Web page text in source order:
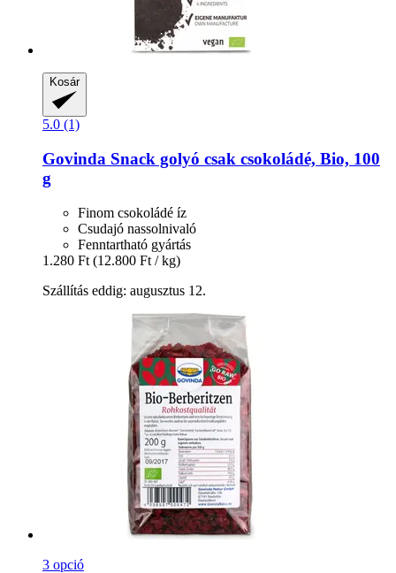
Kosár
5.0 (1)
Govinda Snack golyó csak csokoládé, Bio, 100
g
Finom csokoládé íz
Csudajó nassolnivaló
Fenntartható gyártás
1.280 Ft (12.800 Ft / kg)
Szállítás eddig: augusztus 12.
3 opció